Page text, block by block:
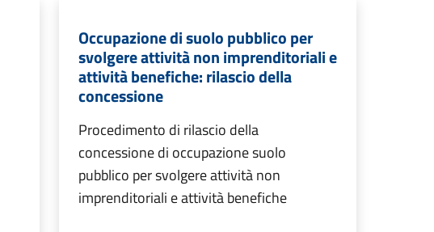
Occupazione di suolo pubblico per
svolgere attività non imprenditoriali e
attività benefiche: rilascio della
concessione
Procedimento di rilascio della
concessione di occupazione suolo
pubblico per svolgere attività non
imprenditoriali e attività benefiche